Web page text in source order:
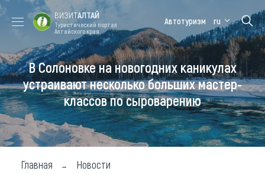
Форум VISIT
ALTAI
Цветение
маральника
Медицинский
форум
Алтайская
зимовка
Туры
Где побывать
Чем заняться
ВИЗИТАЛТАЙ
Туристический портал
Алтайского края
Автотуризм ru
В Солоновке на новогодних каникулах
устраивают несколько больших мастер-
классов по сыроварению
Главная Новости